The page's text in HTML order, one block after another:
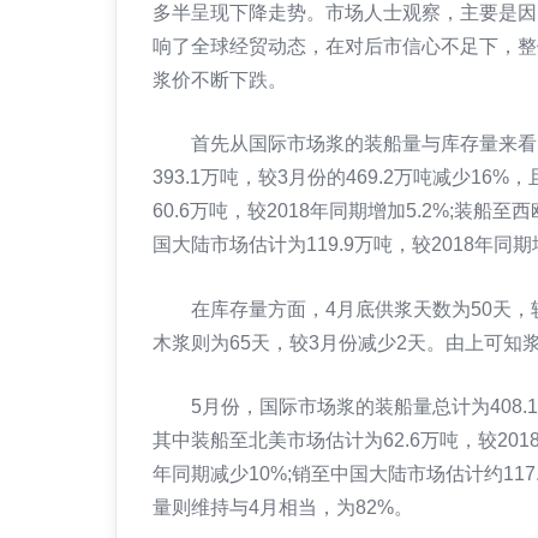
多半呈现下降走势。市场人士观察，主要是
响了全球经贸动态，在对后市信心不足下，
浆价不断下跌。
首先从国际市场浆的装船量与库存量来看
393.1万吨，较3月份的469.2万吨减少16%
60.6万吨，较2018年同期增加5.2%;装船至
国大陆市场估计为119.9万吨，较2018年同
在库存量方面，4月底供浆天数为50天，
木浆则为65天，较3月份减少2天。由上可知
5月份，国际市场浆的装船量总计为408.1
其中装船至北美市场估计为62.6万吨，较
年同期减少10%;销至中国大陆市场估计约
量则维持与4月相当，为82%。